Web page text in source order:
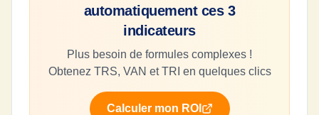
automatiquement ces 3
indicateurs
Plus besoin de formules complexes !
Obtenez TRS, VAN et TRI en quelques clics
Calculer mon ROI